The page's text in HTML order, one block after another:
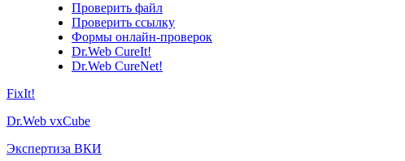
Проверить файл
Проверить ссылку
Формы онлайн-проверок
Dr.Web CureIt!
Dr.Web CureNet!
FixIt!
Dr.Web vxCube
Экспертиза ВКИ